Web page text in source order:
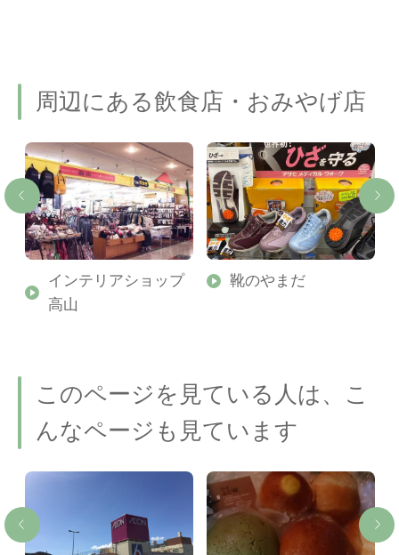
周辺にある飲食店・おみやげ店
インテリアショップ
高山
靴のやまだ
このページを見ている人は、こ
んなページも見ています